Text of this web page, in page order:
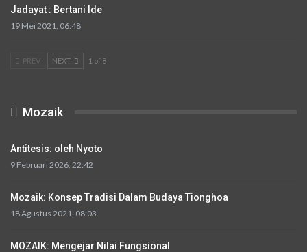
Jadayat : Bertani Ide
19 Mei 2021, 06:48
PREV NEXT 1 of 8
Mozaik
Antitesis: oleh Nyoto
9 Februari 2026, 22:42
Mozaik: Konsep Tradisi Dalam Budaya Tionghoa
18 Agustus 2021, 08:03
MOZAIK: Mengejar Nilai Fungsional